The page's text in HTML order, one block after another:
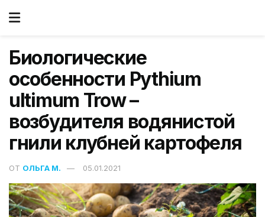
Биологические
особенности Pythium
ultimum Trow –
возбудителя водянистой
гнили клубней картофеля
ОТ ОЛЬГА М. 05.01.2021